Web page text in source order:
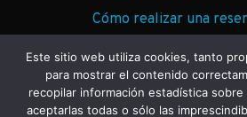
Cómo realizar una
ECO Tronkos
Este sitio web utiliza cookies, tanto
para mostrar el contenido
recopilar información estadística
aceptarlas todas o sólo las